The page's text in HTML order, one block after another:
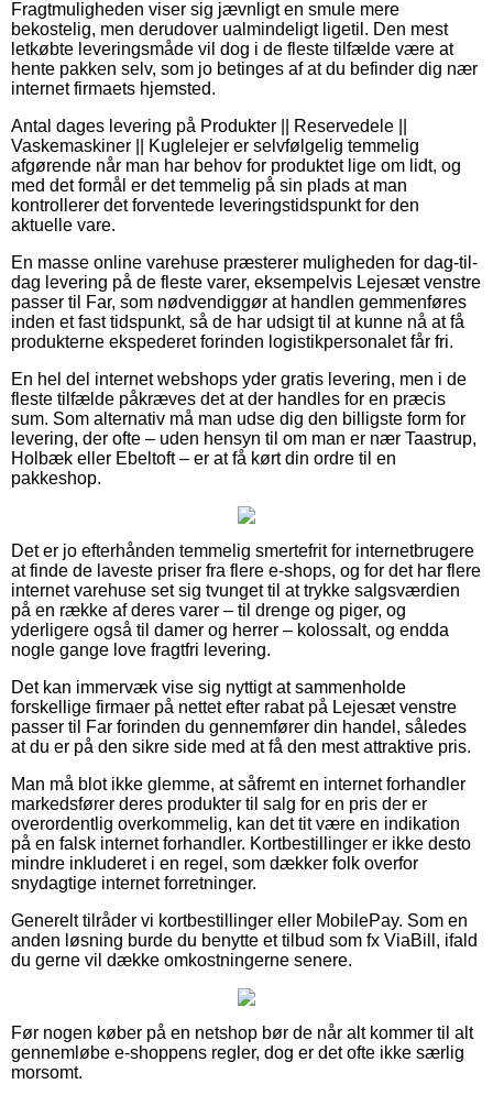
Fragtmuligheden viser sig jævnligt en smule mere
bekostelig, men derudover ualmindeligt ligetil. Den mest
letkøbte leveringsmåde vil dog i de fleste tilfælde være at
hente pakken selv, som jo betinges af at du befinder dig nær
internet firmaets hjemsted.
Antal dages levering på Produkter || Reservedele ||
Vaskemaskiner || Kuglelejer er selvfølgelig temmelig
afgørende når man har behov for produktet lige om lidt, og
med det formål er det temmelig på sin plads at man
kontrollerer det forventede leveringstidspunkt for den
aktuelle vare.
En masse online varehuse præsterer muligheden for dag-til-
dag levering på de fleste varer, eksempelvis Lejesæt venstre
passer til Far, som nødvendiggør at handlen gemmenføres
inden et fast tidspunkt, så de har udsigt til at kunne nå at få
produkterne ekspederet forinden logistikpersonalet får fri.
En hel del internet webshops yder gratis levering, men i de
fleste tilfælde påkræves det at der handles for en præcis
sum. Som alternativ må man udse dig den billigste form for
levering, der ofte – uden hensyn til om man er nær Taastrup,
Holbæk eller Ebeltoft – er at få kørt din ordre til en
pakkeshop.
Det er jo efterhånden temmelig smertefrit for internetbrugere
at finde de laveste priser fra flere e-shops, og for det har flere
internet varehuse set sig tvunget til at trykke salgsværdien
på en række af deres varer – til drenge og piger, og
yderligere også til damer og herrer – kolossalt, og endda
nogle gange love fragtfri levering.
Det kan immervæk vise sig nyttigt at sammenholde
forskellige firmaer på nettet efter rabat på Lejesæt venstre
passer til Far forinden du gennemfører din handel, således
at du er på den sikre side med at få den mest attraktive pris.
Man må blot ikke glemme, at såfremt en internet forhandler
markedsfører deres produkter til salg for en pris der er
overordentlig overkommelig, kan det tit være en indikation
på en falsk internet forhandler. Kortbestillinger er ikke desto
mindre inkluderet i en regel, som dækker folk overfor
snydagtige internet forretninger.
Generelt tilråder vi kortbestillinger eller MobilePay. Som en
anden løsning burde du benytte et tilbud som fx ViaBill, ifald
du gerne vil dække omkostningerne senere.
Før nogen køber på en netshop bør de når alt kommer til alt
gennemløbe e-shoppens regler, dog er det ofte ikke særlig
morsomt.